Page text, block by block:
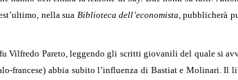
nella sua Biblioteca dell’economista , pubblicherà
Vilfredo Pareto, leggendo gli scritti giovanili del quale si
francese) abbia subito l’influenza di Bastiat e Molinari. Il